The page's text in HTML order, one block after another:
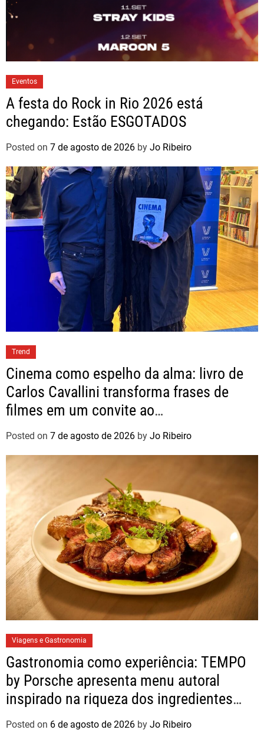
Eventos
A festa do Rock in Rio 2026 está
chegando: Estão ESGOTADOS
Posted on 7 de agosto de 2026 by Jo Ribeiro
Trend
Cinema como espelho da alma: livro de
Carlos Cavallini transforma frases de
filmes em um convite ao
autoconhecimento
Posted on 7 de agosto de 2026 by Jo Ribeiro
Viagens e Gastronomia
Gastronomia como experiência: TEMPO
by Porsche apresenta menu autoral
inspirado na riqueza dos ingredientes
brasileiros
Posted on 6 de agosto de 2026 by Jo Ribeiro